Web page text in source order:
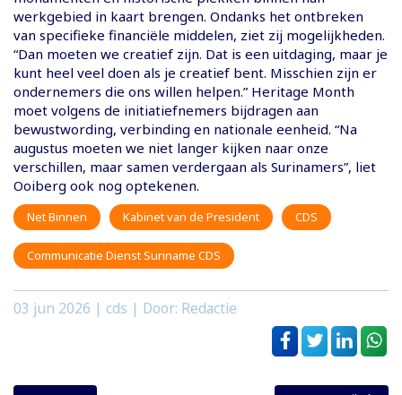
werkgebied in kaart brengen. Ondanks het ontbreken
van specifieke financiële middelen, ziet zij mogelijkheden.
“Dan moeten we creatief zijn. Dat is een uitdaging, maar je
kunt heel veel doen als je creatief bent. Misschien zijn er
ondernemers die ons willen helpen.” Heritage Month
moet volgens de initiatiefnemers bijdragen aan
bewustwording, verbinding en nationale eenheid. “Na
augustus moeten we niet langer kijken naar onze
verschillen, maar samen verdergaan als Surinamers”, liet
Ooiberg ook nog optekenen.
Net Binnen Kabinet van de President CDS
Communicatie Dienst Suriname CDS
03 jun 2026 | cds | Door: Redactie